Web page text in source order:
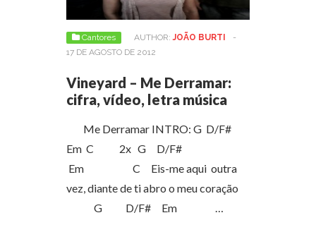
Cantores AUTHOR: JOÃO BURTI
-
17 DE AGOSTO DE 2012
Vineyard – Me Derramar:
cifra, vídeo, letra música
Me Derramar INTRO: G D/F#
Em C 2x G D/F#
Em C Eis-me aqui outra
vez, diante de ti abro o meu coração
G D/F# Em …